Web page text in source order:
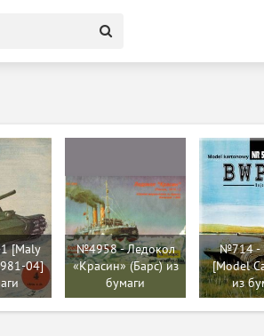
[Maly
04]
№4958 - Ледокол
«Красин» (Барс) из
бумаги
№714 -
[Model
из